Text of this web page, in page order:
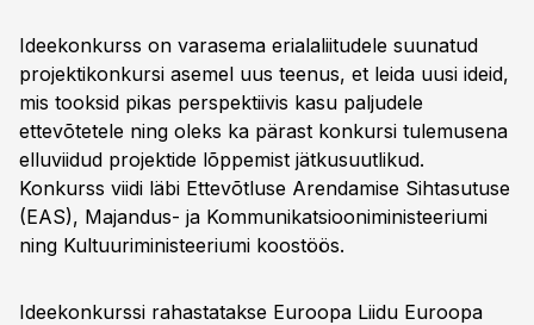
Ideekonkurss on varasema erialaliitudele suunatud
projektikonkursi asemel uus teenus, et leida uusi ideid,
mis tooksid pikas perspektiivis kasu paljudele
ettevõtetele ning oleks ka pärast konkursi tulemusena
elluviidud projektide lõppemist jätkusuutlikud.
Konkurss viidi läbi Ettevõtluse Arendamise Sihtasutuse
(EAS), Majandus- ja Kommunikatsiooniministeeriumi
ning Kultuuriministeeriumi koostöös.
Ideekonkurssi rahastatakse Euroopa Liidu Euroopa